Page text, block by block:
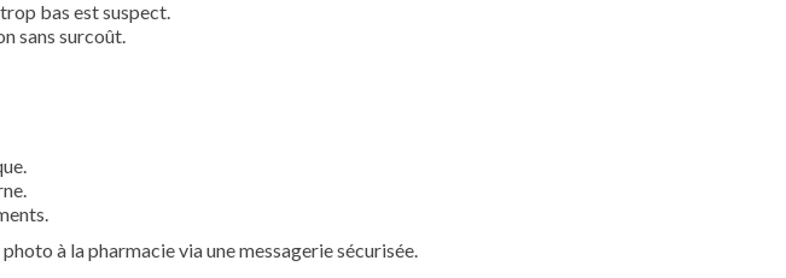
bas est suspect.
sans surcoût.
à la pharmacie via une messagerie sécurisée.